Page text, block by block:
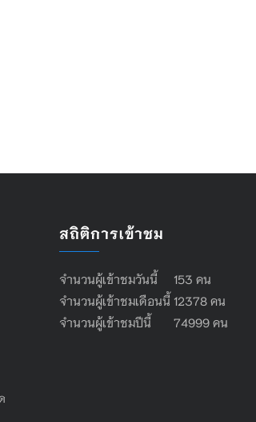
สถิติการเข้าชม
จำนวนผู้เข้าชมวันนี้ 153 คน
จำนวนผู้เข้าชมเดือนนี้ 12378 คน
จำนวนผู้เข้าชมปีนี้ 74999 คน